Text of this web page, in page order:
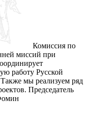
Комиссия по
миссий при
работу Русской
мы реализуем ряд
Председатель